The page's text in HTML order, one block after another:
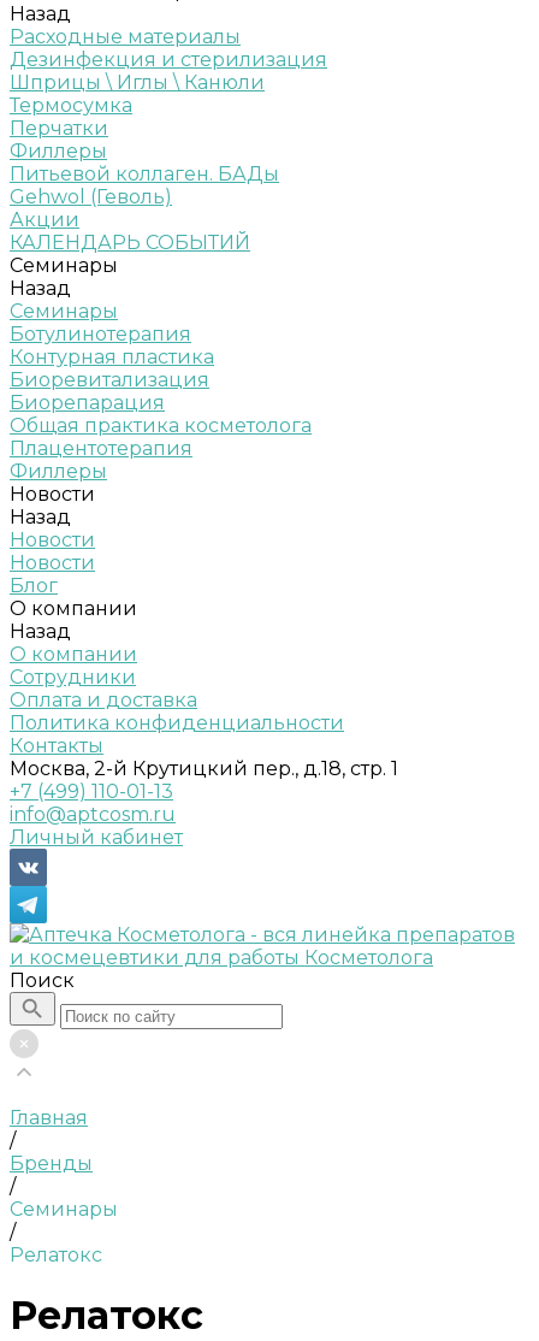
Назад
Расходные материалы
Дезинфекция и стерилизация
Шприцы \ Иглы \ Канюли
Термосумка
Перчатки
Филлеры
Питьевой коллаген. БАДы
Gehwol (Геволь)
Акции
КАЛЕНДАРЬ СОБЫТИЙ
Семинары
Назад
Семинары
Ботулинотерапия
Контурная пластика
Биоревитализация
Биорепарация
Общая практика косметолога
Плацентотерапия
Филлеры
Новости
Назад
Новости
Новости
Блог
О компании
Назад
О компании
Сотрудники
Оплата и доставка
Политика конфиденциальности
Контакты
Москва, 2-й Крутицкий пер., д.18, стр. 1
+7 (499) 110-01-13
info@aptcosm.ru
Личный кабинет
Поиск
Главная
/
Бренды
/
Семинары
/
Релатокс
Релатокс